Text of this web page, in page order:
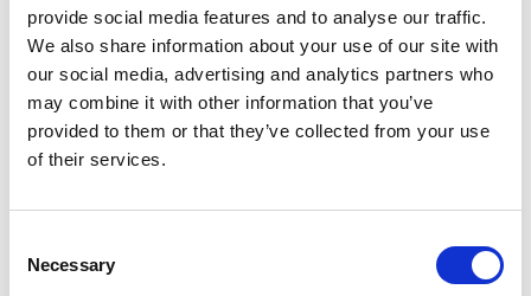
provide social media features and to analyse our traffic.
We also share information about your use of our site with
our social media, advertising and analytics partners who
may combine it with other information that you’ve
provided to them or that they’ve collected from your use
of their services.
Selection
Necessary